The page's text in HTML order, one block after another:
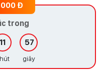
Đ
trong
11 56
giây